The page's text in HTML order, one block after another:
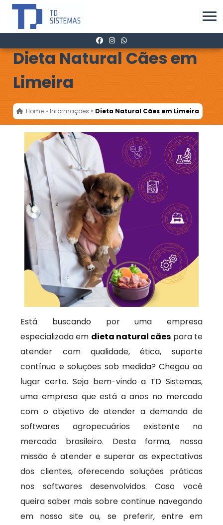
Dieta Natural Cães em
Limeira
Home » Informações » Dieta Natural Cães em Limeira
Está buscando por uma empresa
especializada em dieta natural cães para te
atender com qualidade, ética, suporte
contínuo e soluções sob medida? Chegou ao
lugar certo. Seja bem-vindo a TD Sistemas,
uma empresa que está a anos no mercado
com o objetivo de atender a demanda de
softwares agropecuários existente no
mercado brasileiro. Desta forma, nossa
missão é atender e superar as expectativas
dos clientes, oferecendo soluções práticas
nos softwares desenvolvidos. Caso você
queira saber mais sobre continue navegando
em nosso site ou, se preferir, entre em